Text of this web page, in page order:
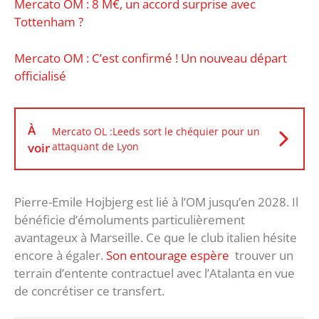
Mercato OM : 8 M€, un accord surprise avec
Tottenham ?
Mercato OM : C’est confirmé ! Un nouveau départ
officialisé
À
voir
Mercato OL :Leeds sort le chéquier pour un
attaquant de Lyon
Pierre-Emile Hojbjerg est lié à l’OM jusqu’en 2028. Il
bénéficie d’émoluments particulièrement
avantageux à Marseille. Ce que le club italien hésite
encore à égaler. Son entourage espère trouver un
terrain d’entente contractuel avec l’Atalanta en vue
de concrétiser ce transfert.